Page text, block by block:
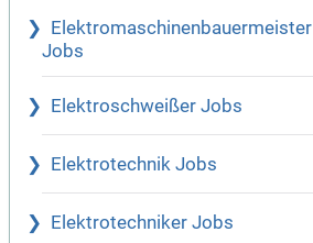
Elektromaschinenbauermeister
Jobs
Elektroschweißer Jobs
Elektrotechnik Jobs
Elektrotechniker Jobs